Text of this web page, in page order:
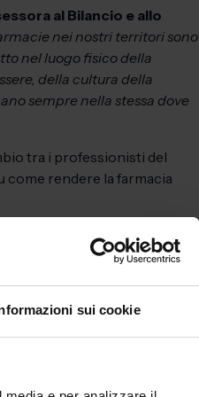
sui cookie
al Bilancio e allo
nei nostri territori sono
nel luogo fisico della
della cultura della
sempre nella stessa dove
tra i professionisti del
rendere la farmacia
della fiera testimonia
Andrea Mandelli,
Vogliamo riuscire, in
trovare un
Se vogliamo non
impegnato, dobbiamo
momento di